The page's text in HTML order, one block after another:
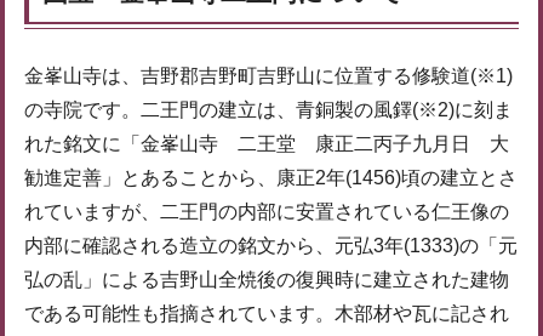
金峯山寺は、吉野郡吉野町吉野山に位置する修験道(※1)
の寺院です。二王門の建立は、青銅製の風鐸(※2)に刻ま
れた銘文に「金峯山寺 二王堂 康正二丙子九月日 大
勧進定善」とあることから、康正2年(1456)頃の建立とさ
れていますが、二王門の内部に安置されている仁王像の
内部に確認される造立の銘文から、元弘3年(1333)の「元
弘の乱」による吉野山全焼後の復興時に建立された建物
である可能性も指摘されています。木部材や瓦に記され